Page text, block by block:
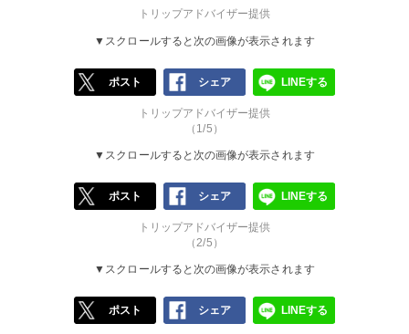
トリップアドバイザー提供
▼スクロールすると次の画像が表示されます
ポスト シェア LINEする
トリップアドバイザー提供
（1/5）
▼スクロールすると次の画像が表示されます
ポスト シェア LINEする
トリップアドバイザー提供
（2/5）
▼スクロールすると次の画像が表示されます
ポスト シェア LINEする